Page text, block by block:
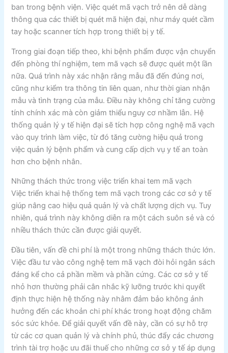
ban trong bệnh viện. Việc quét mã vạch trở nên dễ dàng
thông qua các thiết bị quét mã hiện đại, như máy quét cầm
tay hoặc scanner tích hợp trong thiết bị y tế.
Trong giai đoạn tiếp theo, khi bệnh phẩm được vận chuyển
đến phòng thí nghiệm, tem mã vạch sẽ được quét một lần
nữa. Quá trình này xác nhận rằng mẫu đã đến đúng nơi,
cũng như kiểm tra thông tin liên quan, như thời gian nhận
mẫu và tình trạng của mẫu. Điều này không chỉ tăng cường
tính chính xác mà còn giảm thiểu nguy cơ nhầm lẫn. Hệ
thống quản lý y tế hiện đại sẽ tích hợp công nghệ mã vạch
vào quy trình làm việc, từ đó tăng cường hiệu quả trong
việc quản lý bệnh phẩm và cung cấp dịch vụ y tế an toàn
hơn cho bệnh nhân.
Những thách thức trong việc triển khai tem mã vạch
Việc triển khai hệ thống tem mã vạch trong các cơ sở y tế
giúp nâng cao hiệu quả quản lý và chất lượng dịch vụ. Tuy
nhiên, quá trình này không diễn ra một cách suôn sẻ và có
nhiều thách thức cần được giải quyết.
Đầu tiên, vấn đề chi phí là một trong những thách thức lớn.
Việc đầu tư vào công nghệ tem mã vạch đòi hỏi ngân sách
đáng kể cho cả phần mềm và phần cứng. Các cơ sở y tế
nhỏ hơn thường phải cân nhắc kỹ lưỡng trước khi quyết
định thực hiện hệ thống này nhằm đảm bảo không ảnh
hưởng đến các khoản chi phí khác trong hoạt động chăm
sóc sức khỏe. Để giải quyết vấn đề này, cần có sự hỗ trợ
từ các cơ quan quản lý và chính phủ, thúc đẩy các chương
trình tài trợ hoặc ưu đãi thuế cho những cơ sở y tế áp dụng